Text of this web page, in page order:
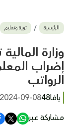
بيع وشراء
أخبار القدس
وفيات
المزيد
الرئيسية تربية وتعليم
وزارة
إضراب
الرواتب
يافا48
2024-09-08 04:34:00
مشاركة عبر